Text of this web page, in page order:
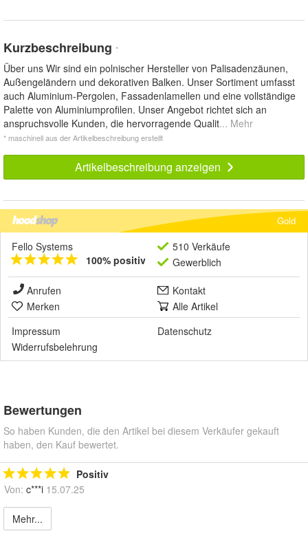
Kurzbeschreibung *
Über uns Wir sind ein polnischer Hersteller von Palisadenzäunen,
Außengeländern und dekorativen Balken. Unser Sortiment umfasst
auch Aluminium-Pergolen, Fassadenlamellen und eine vollständige
Palette von Aluminiumprofilen. Unser Angebot richtet sich an
anspruchsvolle Kunden, die hervorragende Qualit... Mehr
* maschinell aus der Artikelbeschreibung erstellt
Artikelbeschreibung anzeigen
Gold
Fello Systems
100% positiv
510 Verkäufe
Gewerblich
Anrufen
Kontakt
Merken
Alle Artikel
Impressum
Datenschutz
Widerrufsbelehrung
Bewertungen
So haben Kunden, die den Artikel bei diesem Verkäufer gekauft
haben, den Kauf bewertet.
Positiv
Von: c***i 15.07.25
Mehr...